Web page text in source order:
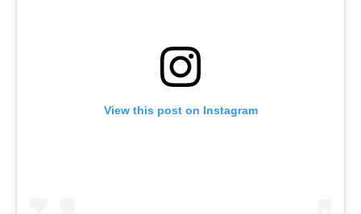
View this post on Instagram